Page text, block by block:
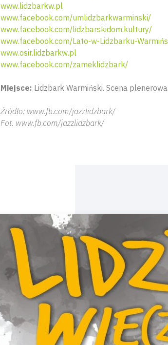
www.lidzbarkw.pl
www.facebook.com/umlidzbarkwarminski/
www.facebook.com/lidzbarskidom.kultury/
www.facebook.com/Lato-w-Lidzbarku-
www.osir.lidzbarkw.pl
www.facebook.com/zameklidzbark/
Miejsce: Lidzbark Warmiński. Scena
Źródło: www.fb.com/jazzlidzbark/
Fot. www.fb.com/jazzlidzbark/